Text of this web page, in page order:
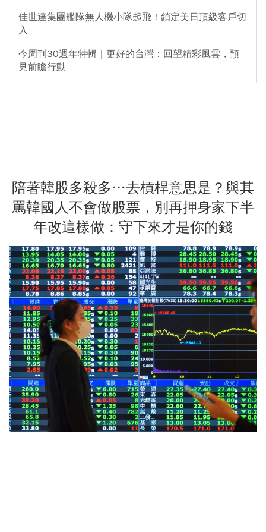
佳世達集團艦隊無人機小隊起飛！鎖定美日頂級客戶切
入
今周刊30週年特輯｜更好的台灣：回望精彩風雲，預
見前瞻行動
陪著韓股多殺多…去槓桿意思是？與其
罵韓國人不會做股票，別再押身家下半
年改這樣做：守下來才是你的錢